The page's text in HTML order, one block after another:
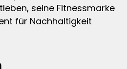
seine Fitnessmarke
für Nachhaltigkeit